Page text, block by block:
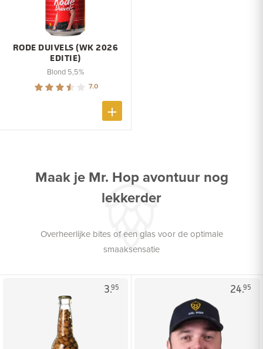
RODE DUIVELS (WK 2026
EDITIE)
Blond 5,5%
7.0
Maak je Mr. Hop avontuur nog
lekkerder
Overheerlijke bites of een glas voor de optimale
smaaksensatie
3.95 24.95